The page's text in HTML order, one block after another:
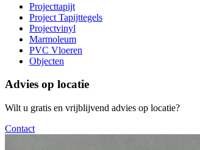
Projecttapijt
Project Tapijttegels
Projectvinyl
Marmoleum
PVC Vloeren
Objecten
Advies op locatie
Wilt u gratis en vrijblijvend advies op locatie?
Contact